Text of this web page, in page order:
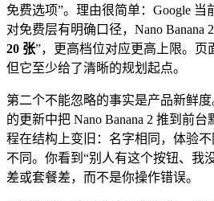
免费选项”。理由很简单：Google 当
对免费层有明确口径，Nano Banana
20 张”，更高档位对应更高上限。页
但它至少给了清晰的规划起点。
第二个不能忽略的事实是产品新鲜度
的更新中把 Nano Banana 2 推到前
程在结构上变旧：名字相同，体验
不同。你看到“别人有这个按钮、我
差或套餐差，而不是你操作错误。